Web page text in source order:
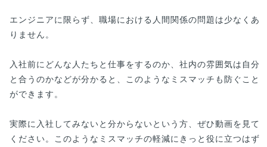
エンジニアに限らず、職場における人間関係の問題は少なくあ
りません。
入社前にどんな人たちと仕事をするのか、社内の雰囲気は自分
と合うのかなどが分かると、このようなミスマッチも防ぐこと
ができます。
実際に入社してみないと分からないという方、ぜひ動画を見て
ください。このようなミスマッチの軽減にきっと役に立つはず